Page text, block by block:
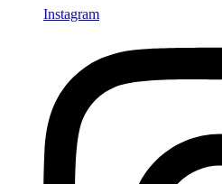
Instagram